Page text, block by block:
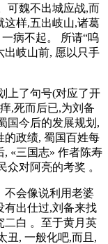
可魏不出城应战,而
这样,五出岐山,诸葛
病不起。 所请“呜
出岐山前, 愿以只手
上了句号(对应了开
,死而后已,为刘备
国今后的发展规划,
的政绩, 蜀国百姓每
«三国志» 作者陈寿
对阿亮的考奖 。
不会像说利用老婆
有出仕过,刘备来找
二白 。至于黄月英
丑, 一般化吧,而且,